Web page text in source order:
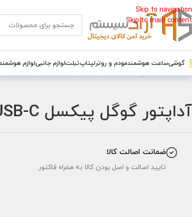
Skip to navigation
Skip to main content
گوشیساعت هوشمندمودم و روترلپتاپتبلتلوازم جانبیلوازم
آداپتور گوگل پیکسل Google Pixel 30w USB-C اوریجینال
ضمانت اصالت کالا
تایید اصالت و اصل بودن کالا به همراه فاکتور.